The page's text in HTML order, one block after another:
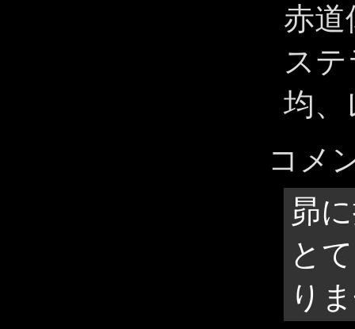
赤道
ス
均、
コメ
昴
と
り